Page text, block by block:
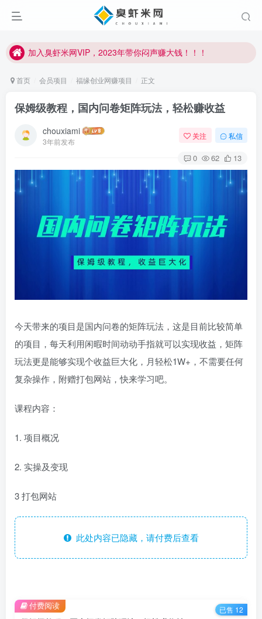
加入臭虾米网VIP，2023年带你闷声赚大钱！！！
加入臭虾米网VIP，2023年带你闷声赚大钱！！！
首页 会员项目 福缘创业网赚项目 正文
保姆级教程，国内问卷矩阵玩法，轻松赚收益
chouxiami
3年前发布
关注 私信
0 62 13
今天带来的项目是国内问卷的矩阵玩法，这是目前比较简单
的项目，每天利用闲暇时间动动手指就可以实现收益，矩阵
玩法更是能够实现个收益巨大化，月轻松1W+，不需要任何
复杂操作，附赠打包网站，快来学习吧。
课程内容：
1. 项目概况
2. 实操及变现
3 打包网站
此处内容已隐藏，请付费后查看
付费阅读 已售 12